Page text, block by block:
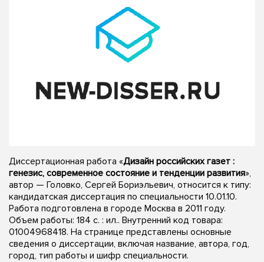
Диссертационная работа «Дизайн российских газет :
генезис, современное состояние и тенденции развития»,
автор — Головко, Сергей Бориэльевич, относится к типу:
кандидатская диссертация по специальности 10.01.10.
Работа подготовлена в городе Москва в 2011 году.
Объем работы: 184 с. : ил.. Внутренний код товара:
01004968418. На странице представлены основные
сведения о диссертации, включая название, автора, год,
город, тип работы и шифр специальности.